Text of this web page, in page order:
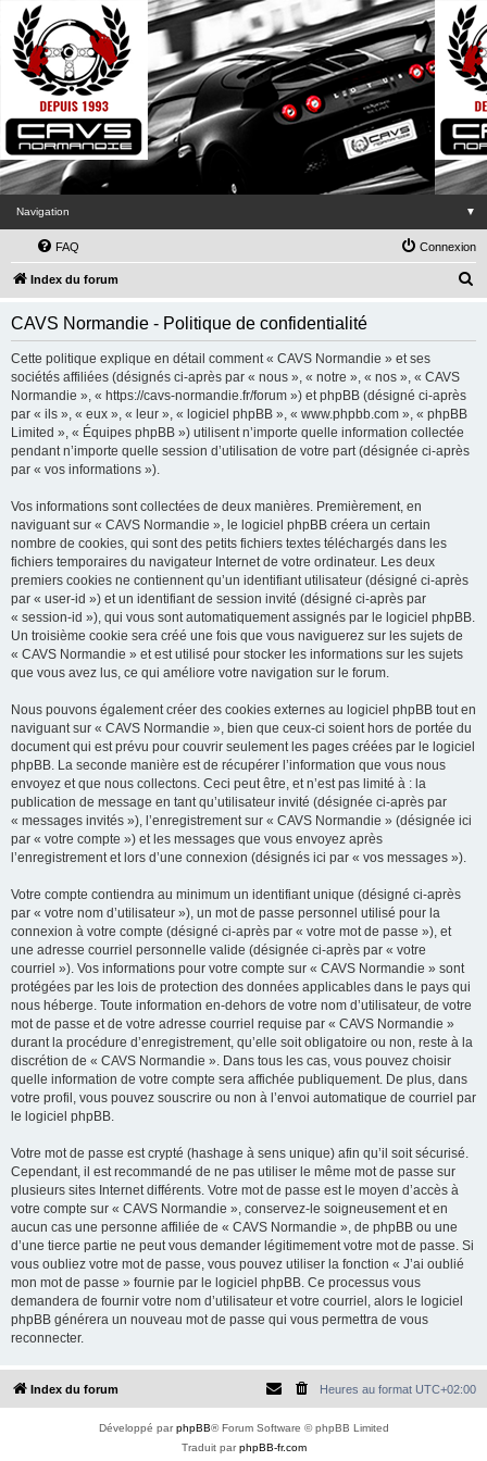
Navigation ▼
FAQ Connexion
Index du forum
CAVS Normandie - Politique de confidentialité
Cette politique explique en détail comment « CAVS Normandie » et ses
sociétés affiliées (désignés ci-après par « nous », « notre », « nos », « CAVS
Normandie », « https://cavs-normandie.fr/forum ») et phpBB (désigné ci-après
par « ils », « eux », « leur », « logiciel phpBB », « www.phpbb.com », « phpBB
Limited », « Équipes phpBB ») utilisent n’importe quelle information collectée
pendant n’importe quelle session d’utilisation de votre part (désignée ci-après
par « vos informations »).
Vos informations sont collectées de deux manières. Premièrement, en
naviguant sur « CAVS Normandie », le logiciel phpBB créera un certain
nombre de cookies, qui sont des petits fichiers textes téléchargés dans les
fichiers temporaires du navigateur Internet de votre ordinateur. Les deux
premiers cookies ne contiennent qu’un identifiant utilisateur (désigné ci-après
par « user-id ») et un identifiant de session invité (désigné ci-après par
« session-id »), qui vous sont automatiquement assignés par le logiciel phpBB.
Un troisième cookie sera créé une fois que vous naviguerez sur les sujets de
« CAVS Normandie » et est utilisé pour stocker les informations sur les sujets
que vous avez lus, ce qui améliore votre navigation sur le forum.
Nous pouvons également créer des cookies externes au logiciel phpBB tout en
naviguant sur « CAVS Normandie », bien que ceux-ci soient hors de portée du
document qui est prévu pour couvrir seulement les pages créées par le logiciel
phpBB. La seconde manière est de récupérer l’information que vous nous
envoyez et que nous collectons. Ceci peut être, et n’est pas limité à : la
publication de message en tant qu’utilisateur invité (désignée ci-après par
« messages invités »), l’enregistrement sur « CAVS Normandie » (désignée ici
par « votre compte ») et les messages que vous envoyez après
l’enregistrement et lors d’une connexion (désignés ici par « vos messages »).
Votre compte contiendra au minimum un identifiant unique (désigné ci-après
par « votre nom d’utilisateur »), un mot de passe personnel utilisé pour la
connexion à votre compte (désigné ci-après par « votre mot de passe »), et
une adresse courriel personnelle valide (désignée ci-après par « votre
courriel »). Vos informations pour votre compte sur « CAVS Normandie » sont
protégées par les lois de protection des données applicables dans le pays qui
nous héberge. Toute information en-dehors de votre nom d’utilisateur, de votre
mot de passe et de votre adresse courriel requise par « CAVS Normandie »
durant la procédure d’enregistrement, qu’elle soit obligatoire ou non, reste à la
discrétion de « CAVS Normandie ». Dans tous les cas, vous pouvez choisir
quelle information de votre compte sera affichée publiquement. De plus, dans
votre profil, vous pouvez souscrire ou non à l’envoi automatique de courriel par
le logiciel phpBB.
Votre mot de passe est crypté (hashage à sens unique) afin qu’il soit sécurisé.
Cependant, il est recommandé de ne pas utiliser le même mot de passe sur
plusieurs sites Internet différents. Votre mot de passe est le moyen d’accès à
votre compte sur « CAVS Normandie », conservez-le soigneusement et en
aucun cas une personne affiliée de « CAVS Normandie », de phpBB ou une
d’une tierce partie ne peut vous demander légitimement votre mot de passe. Si
vous oubliez votre mot de passe, vous pouvez utiliser la fonction « J’ai oublié
mon mot de passe » fournie par le logiciel phpBB. Ce processus vous
demandera de fournir votre nom d’utilisateur et votre courriel, alors le logiciel
phpBB générera un nouveau mot de passe qui vous permettra de vous
reconnecter.
Index du forum Heures au format UTC+02:00
Développé parphpBB® Forum Software © phpBB Limited
Traduit parphpBB-fr.com